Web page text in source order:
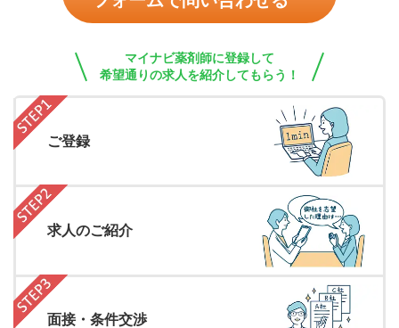
マイナビ薬剤師に登録して
希望通りの求人を紹介してもらう！
ご登録
求人のご紹介
面接・条件交渉